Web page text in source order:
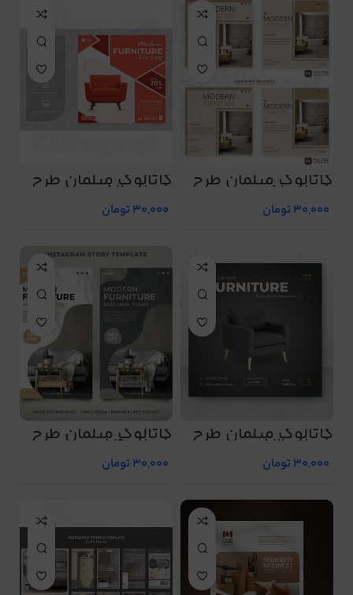
کاتالوگ مبلمان طرح
شماره 51
30,000تومان
کاتالوگ مبلمان طرح
شماره 52
30,000تومان
کاتالوگ مبلمان طرح
شماره 53
30,000تومان
کاتالوگ مبلمان طرح
شماره 54
30,000تومان